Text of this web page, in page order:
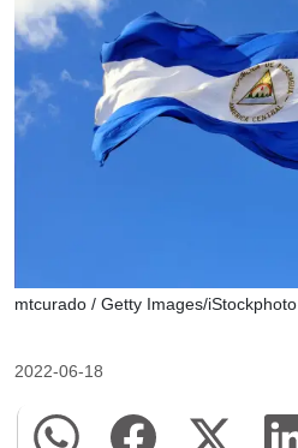
mtcurado / Getty Images/iStockphoto
2022-06-18